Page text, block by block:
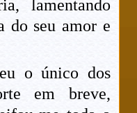
lamentando
do seu amor e
o único dos
em breve,